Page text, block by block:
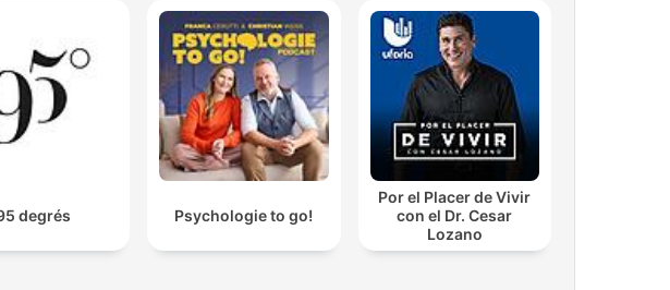
degrés Psychologie to go!
Por el Placer de Vivir
con el Dr. Cesar
Lozano